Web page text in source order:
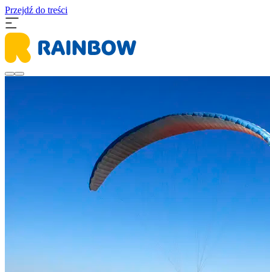
Przejdź do treści